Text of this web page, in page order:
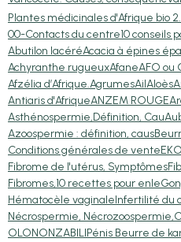
Plantes médicinales d'Afrique bio 2.
00-Contacts du centre10 conseils
Abutilon lacéréAcacia à épines
Achyranthe rugueuxAfaneAFO ou
Afzélia d’Afrique.AgrumesAilAloès
Antiaris d'AfriqueANZEM ROUGE
Asthénospermie,Définition, Cau
Azoospermie : définition, caus
Conditions générales de vente
Fibrome de l'utérus, Symptômes
Fibromes,10 recettes pour enle
Hématocèle vaginaleInfertilité du
Nécrospermie, Nécrozoospermie,
OLONONZABILIPénis Beurre de